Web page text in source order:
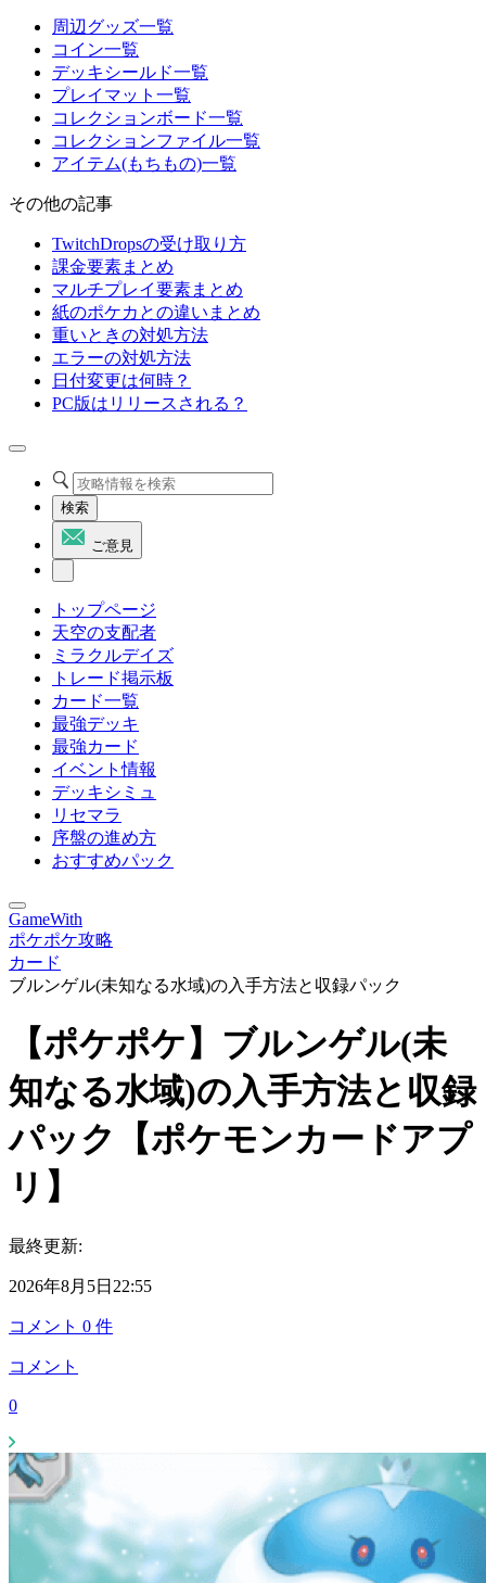
周辺グッズ一覧
コイン一覧
デッキシールド一覧
プレイマット一覧
コレクションボード一覧
コレクションファイル一覧
アイテム(もちもの)一覧
その他の記事
TwitchDropsの受け取り方
課金要素まとめ
マルチプレイ要素まとめ
紙のポケカとの違いまとめ
重いときの対処方法
エラーの対処方法
日付変更は何時？
PC版はリリースされる？
検索
ご意見
トップページ
天空の支配者
ミラクルデイズ
トレード掲示板
カード一覧
最強デッキ
最強カード
イベント情報
デッキシミュ
リセマラ
序盤の進め方
おすすめパック
GameWith
ポケポケ攻略
カード
ブルンゲル(未知なる水域)の入手方法と収録パック
【ポケポケ】ブルンゲル(未
知なる水域)の入手方法と収録
パック【ポケモンカードアプ
リ】
最終更新:
2026年8月5日22:55
コメント 0 件
コメント
0